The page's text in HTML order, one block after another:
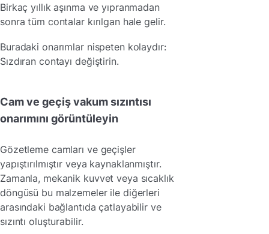
Birkaç yıllık aşınma ve yıpranmadan
sonra tüm contalar kırılgan hale gelir.
Buradaki onarımlar nispeten kolaydır:
Sızdıran contayı değiştirin.
Cam ve geçiş vakum sızıntısı
onarımını görüntüleyin
Gözetleme camları ve geçişler
yapıştırılmıştır veya kaynaklanmıştır.
Zamanla, mekanik kuvvet veya sıcaklık
döngüsü bu malzemeler ile diğerleri
arasındaki bağlantıda çatlayabilir ve
sızıntı oluşturabilir.